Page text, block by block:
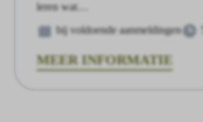
leren wat…
bij voldoende aanmeldingen
MEER INFORMATIE